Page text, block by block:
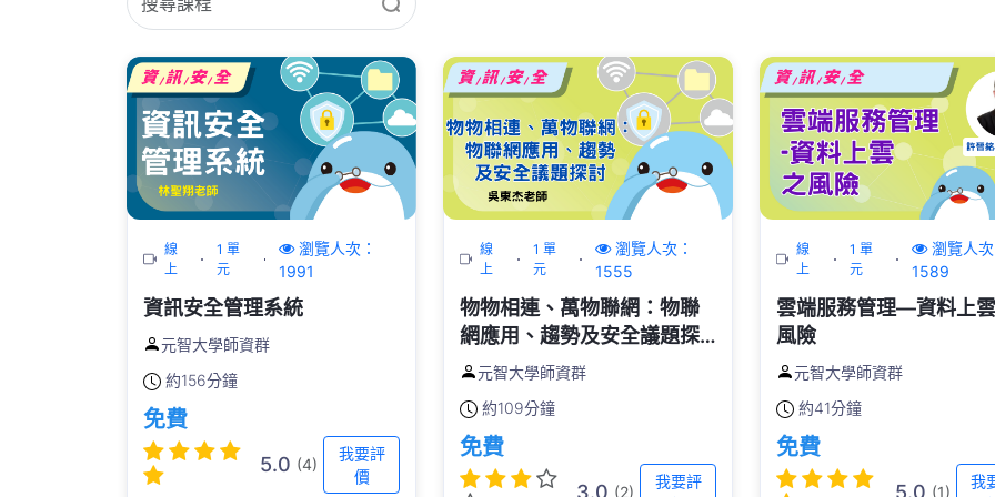
線
上
1 單
元
瀏覽人次：
1991
資訊安全管理系統
元智大學師資群
約156分鐘
免費
5.0 (4)
我要評
價
線
上
1 單
元
瀏覽人次：
1555
物物相連、萬物聯網：物聯
網應用、趨勢及安全議題探
討 元智大學師資群
約109分鐘
免費
(2)
我要評
線
上
1 單
元
瀏覽人
1589
雲端服務管理—資料上
風險
元智大學師資群
約41分鐘
免費
(1)
我